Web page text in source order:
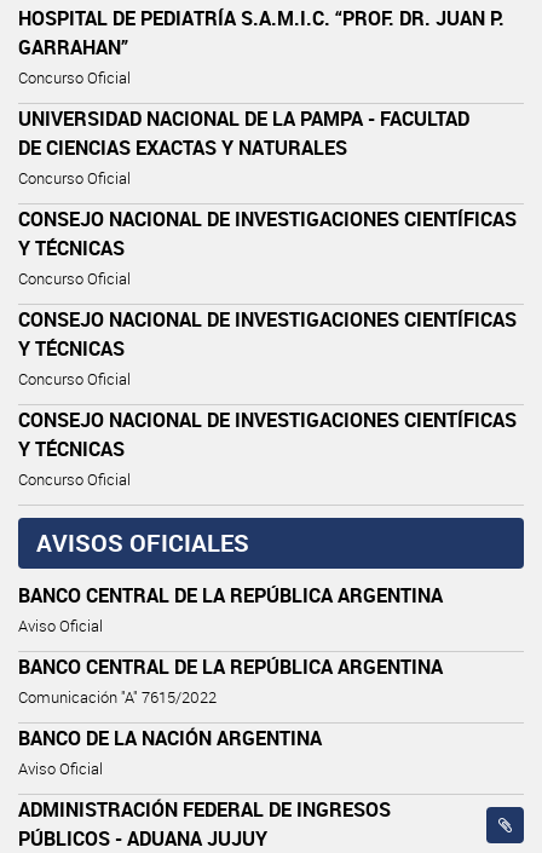
HOSPITAL DE PEDIATRÍA S.A.M.I.C. “PROF. DR. JUAN P.
GARRAHAN”
Concurso Oficial
UNIVERSIDAD NACIONAL DE LA PAMPA - FACULTAD
DE CIENCIAS EXACTAS Y NATURALES
Concurso Oficial
CONSEJO NACIONAL DE INVESTIGACIONES CIENTÍFICAS
Y TÉCNICAS
Concurso Oficial
CONSEJO NACIONAL DE INVESTIGACIONES CIENTÍFICAS
Y TÉCNICAS
Concurso Oficial
CONSEJO NACIONAL DE INVESTIGACIONES CIENTÍFICAS
Y TÉCNICAS
Concurso Oficial
AVISOS OFICIALES
BANCO CENTRAL DE LA REPÚBLICA ARGENTINA
Aviso Oficial
BANCO CENTRAL DE LA REPÚBLICA ARGENTINA
Comunicación "A" 7615/2022
BANCO DE LA NACIÓN ARGENTINA
Aviso Oficial
ADMINISTRACIÓN FEDERAL DE INGRESOS
PÚBLICOS - ADUANA JUJUY